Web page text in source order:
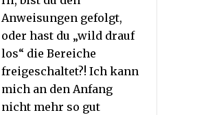
Anweisungen gefolgt,
oder hast du „wild drauf
los“ die Bereiche
freigeschaltet?! Ich kann
mich an den Anfang
nicht mehr so gut